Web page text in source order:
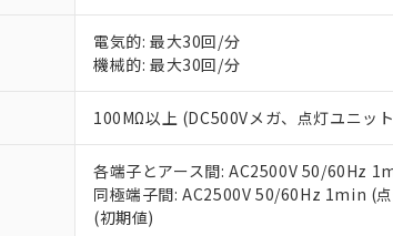
電気的: 最大30回/分
機械的: 最大30回/分
100MΩ以上 (DC500Vメガ、点灯ユニッ
各端子とアース間: AC2500V 50/60Hz
同極端子間: AC2500V 50/60Hz 1min (
(初期値)
いる法人を指します。
EU RoHS指令（10物質）の非含有証
51物質の非含有証明書（当社基準）
※本証明書は発行日時点で非含有を
また、RoHS指令のフタル酸エステ
混在することから備考欄に対応日を
既に当社にて対応品への在庫切替を
り割愛しております。